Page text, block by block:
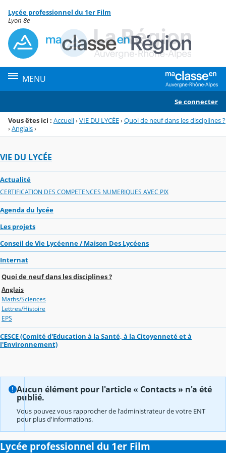
Menu de la rubrique
Contenu
Lycée professionnel du 1er Film
Lyon 8e
MENU
Se connecter
Vous êtes ici : Accueil›VIE DU LYCÉE›Quoi de neuf dans les disciplines ?
›Anglais›
VIE DU LYCÉE
Actualité
CERTIFICATION DES COMPETENCES NUMERIQUES AVEC PIX
Agenda du lycée
Les projets
Conseil de Vie Lycéenne / Maison Des Lycéens
Internat
Quoi de neuf dans les disciplines ?
Anglais
Maths/Sciences
Lettres/Histoire
EPS
CESCE (Comité d'Education à la Santé, à la Citoyenneté et à
l'Environnement)
Aucun élément pour l'article « Contacts » n'a été
publié.
Vous pouvez vous rapprocher de l'administrateur de votre ENT
pour plus d'informations.
Lycée professionnel du 1er Film